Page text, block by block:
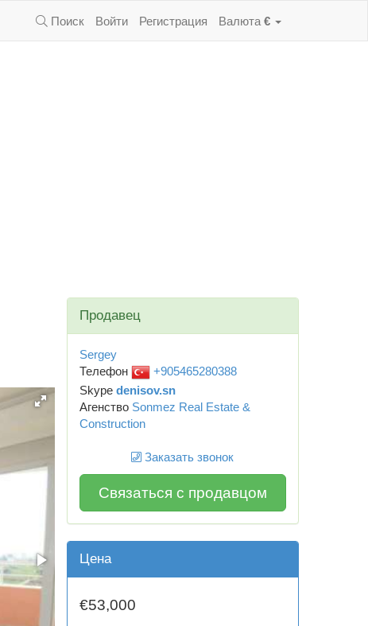
Поиск Войти Регистрация Валюта €
Продавец
Sergey
Телефон
+905465280388
Skype denisov.sn
Агенство Sonmez Real Estate &
Construction
Заказать звонок
Связаться с продавцом
Цена
€53,000